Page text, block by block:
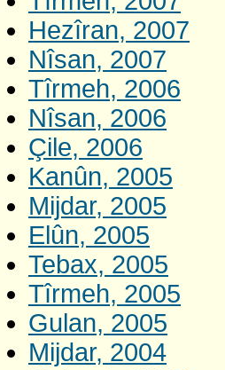
Hezîran, 2007
Nîsan, 2007
Tîrmeh, 2006
Nîsan, 2006
Çile, 2006
Kanûn, 2005
Mijdar, 2005
Elûn, 2005
Tebax, 2005
Tîrmeh, 2005
Gulan, 2005
Mijdar, 2004